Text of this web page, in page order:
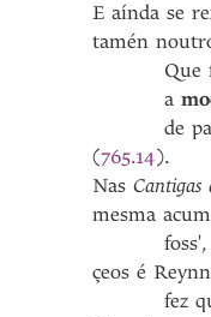
E aínda se
tamén
Que
​​​​​​​ a
de
(765.14).
NasCantigas
mesma
foss',
çeos é
fez que o